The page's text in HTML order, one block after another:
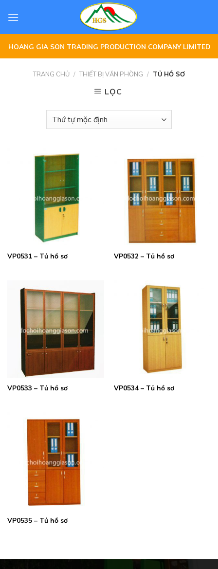
HOANG GIA SON TRADING PRODUCTION COMPANY LIMITED
TRANG CHỦ / THIẾT BỊ VĂN PHÒNG / TỦ HỒ SƠ
LỌC
VP0531 – Tủ hồ sơ VP0532 – Tủ hồ sơ
VP0533 – Tủ hồ sơ VP0534 – Tủ hồ sơ
VP0535 – Tủ hồ sơ